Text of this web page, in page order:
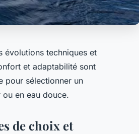
évolutions techniques et
et adaptabilité sont
pour sélectionner un
en eau douce.
de choix et